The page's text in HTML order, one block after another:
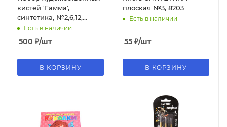
кистей 'Гамма',
синтетика, №2,6,12,
1001103
Есть в наличии
500 ₽/шт
В КОРЗИНУ
плоская №3, 8203
Есть в наличии
55 ₽/шт
В КОРЗИНУ